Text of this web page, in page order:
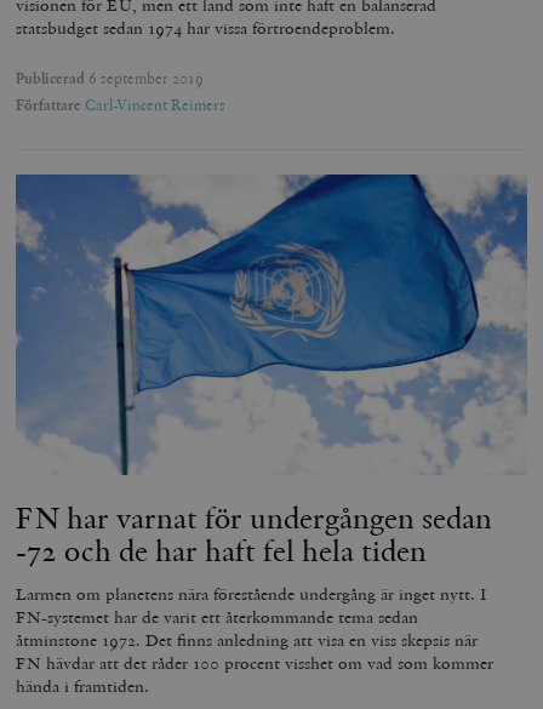
visionen för EU, men ett land som inte haft en balanserad
statsbudget sedan 1974 har vissa förtroendeproblem.
Publicerad 6 september 2019
Författare Carl-Vincent Reimers
FN har varnat för undergången sedan
-72 och de har haft fel hela tiden
Larmen om planetens nära förestående undergång är inget nytt. I
FN-systemet har de varit ett återkommande tema sedan
åtminstone 1972. Det finns anledning att visa en viss skepsis när
FN hävdar att det råder 100 procent visshet om vad som kommer
hända i framtiden.